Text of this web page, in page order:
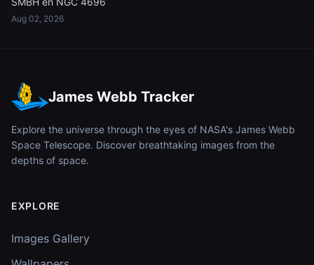
Aug 02, 2026
James Webb Tracker
Explore the universe through the eyes of NASA's James Webb
Space Telescope. Discover breathtaking images from the
depths of space.
EXPLORE
Images Gallery